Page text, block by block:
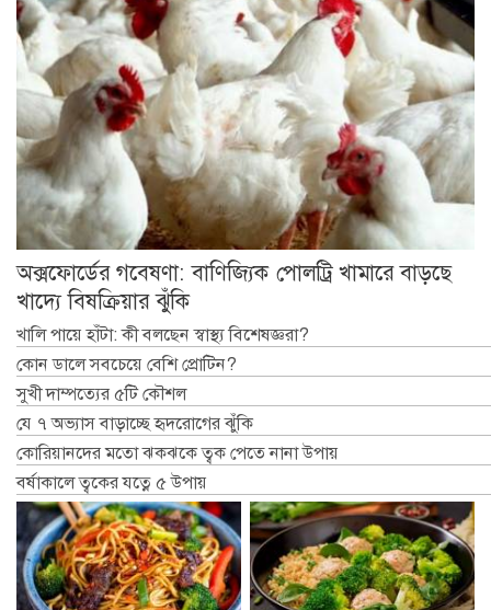
অক্সফোর্ডের গবেষণা: বাণিজ্যিক পোলট্রি খামারে বাড়ছে
খাদ্যে বিষক্রিয়ার ঝুঁকি
খালি পায়ে হাঁটা: কী বলছেন স্বাস্থ্য বিশেষজ্ঞরা?
কোন ডালে সবচেয়ে বেশি প্রোটিন?
সুখী দাম্পত্যের ৫টি কৌশল
যে ৭ অভ্যাস বাড়াচ্ছে হৃদরোগের ঝুঁকি
কোরিয়ানদের মতো ঝকঝকে ত্বক পেতে নানা উপায়
বর্ষাকালে ত্বকের যত্নে ৫ উপায়